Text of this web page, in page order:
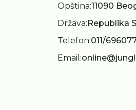
Opština:11090
Država:Republika
Telefon:011/
Email: